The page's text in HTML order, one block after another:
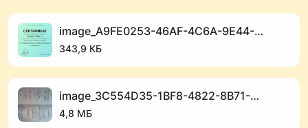
image_A9FE0253-46AF-4C6A-9E44-D0FE1EA1A995_1768913480.png
343,9 КБ
image_3C554D35-1BF8-4822-8B71-828FCB102E15_1768913425.jpeg
4,8 МБ